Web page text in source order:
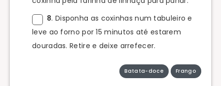
8. Disponha as coxinhas num tabuleiro e
leve ao forno por 15 minutos até estarem
douradas. Retire e deixe arrefecer.
Batata-doce Frango